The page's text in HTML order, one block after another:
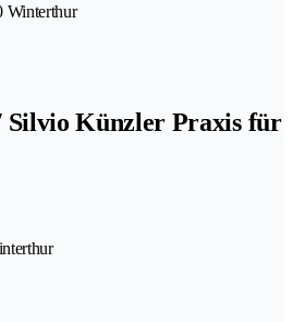
Winterthur
Künzler Praxis für